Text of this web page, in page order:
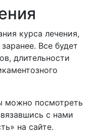
курса лечения,
Все будет
длительности
можно посмотреть
с нами
на сайте.